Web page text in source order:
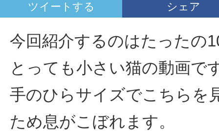
ツイートする シェア
今回紹介するのはたったの
とっても小さい猫の動画で
手のひらサイズでこちらを
ため息がこぼれます。